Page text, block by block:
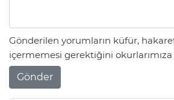
Gönderilen yorumların küfür,
içermemesi gerektiğini okurlarımıza
Gönder